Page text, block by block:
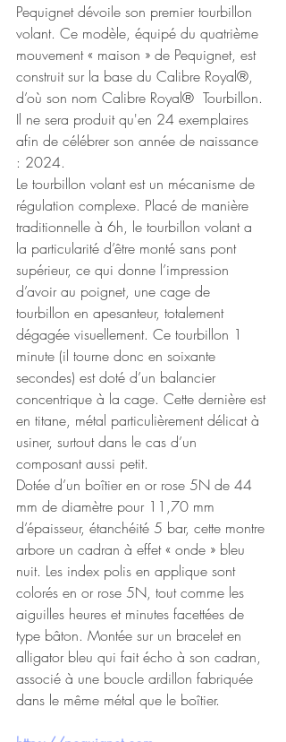
Pequignet dévoile son premier tourbillon
volant. Ce modèle, équipé du quatrième
mouvement « maison » de Pequignet, est
construit sur la base du Calibre Royal®,
d’où son nom Calibre Royal®  Tourbillon.
Il ne sera produit qu'en 24 exemplaires
afin de célébrer son année de naissance
: 2024.
Le tourbillon volant est un mécanisme de
régulation complexe. Placé de manière
traditionnelle à 6h, le tourbillon volant a
la particularité d’être monté sans pont
supérieur, ce qui donne l’impression
d’avoir au poignet, une cage de
tourbillon en apesanteur, totalement
dégagée visuellement. Ce tourbillon 1
minute (il tourne donc en soixante
secondes) est doté d’un balancier
concentrique à la cage. Cette dernière est
en titane, métal particulièrement délicat à
usiner, surtout dans le cas d’un
composant aussi petit.
Dotée d’un boîtier en or rose 5N de 44
mm de diamètre pour 11,70 mm
d’épaisseur, étanchéité 5 bar, cette montre
arbore un cadran à effet « onde » bleu
nuit. Les index polis en applique sont
colorés en or rose 5N, tout comme les
aiguilles heures et minutes facettées de
type bâton. Montée sur un bracelet en
alligator bleu qui fait écho à son cadran,
associé à une boucle ardillon fabriquée
dans le même métal que le boîtier.